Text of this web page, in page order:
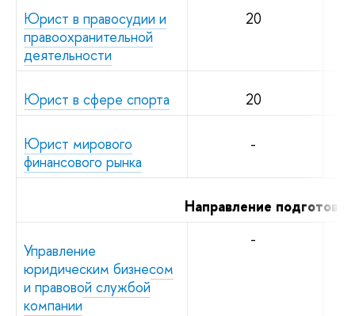
Юрист в правосудии и
правоохранительной
деятельности
20
Юрист в сфере спорта 20
Юрист мирового
финансового рынка
-
Направление
Управление
юридическим бизнесом
и правовой службой
компании
-